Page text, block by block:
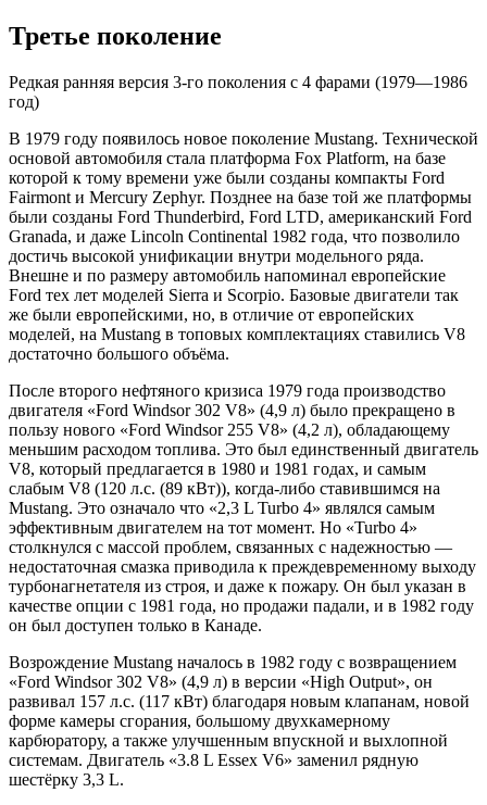
Третье поколение
Редкая ранняя версия 3-го поколения с 4 фарами (1979—1986
год)
В 1979 году появилось новое поколение Mustang. Технической
основой автомобиля стала платформа Fox Platform, на базе
которой к тому времени уже были созданы компакты Ford
Fairmont и Mercury Zephyr. Позднее на базе той же платформы
были созданы Ford Thunderbird, Ford LTD, американский Ford
Granada, и даже Lincoln Continental 1982 года, что позволило
достичь высокой унификации внутри модельного ряда.
Внешне и по размеру автомобиль напоминал европейские
Ford тех лет моделей Sierra и Scorpio. Базовые двигатели так
же были европейскими, но, в отличие от европейских
моделей, на Mustang в топовых комплектациях ставились V8
достаточно большого объёма.
После второго нефтяного кризиса 1979 года производство
двигателя «Ford Windsor 302 V8» (4,9 л) было прекращено в
пользу нового «Ford Windsor 255 V8» (4,2 л), обладающему
меньшим расходом топлива. Это был единственный двигатель
V8, который предлагается в 1980 и 1981 годах, и самым
слабым V8 (120 л.с. (89 кВт)), когда-либо ставившимся на
Mustang. Это означало что «2,3 L Turbo 4» являлся самым
эффективным двигателем на тот момент. Но «Turbo 4»
столкнулся с массой проблем, связанных с надежностью —
недостаточная смазка приводила к преждевременному выходу
турбонагнетателя из строя, и даже к пожару. Он был указан в
качестве опции с 1981 года, но продажи падали, и в 1982 году
он был доступен только в Канаде.
Возрождение Mustang началось в 1982 году с возвращением
«Ford Windsor 302 V8» (4,9 л) в версии «High Output», он
развивал 157 л.с. (117 кВт) благодаря новым клапанам, новой
форме камеры сгорания, большому двухкамерному
карбюратору, а также улучшенным впускной и выхлопной
системам. Двигатель «3.8 L Essex V6» заменил рядную
шестёрку 3,3 L.